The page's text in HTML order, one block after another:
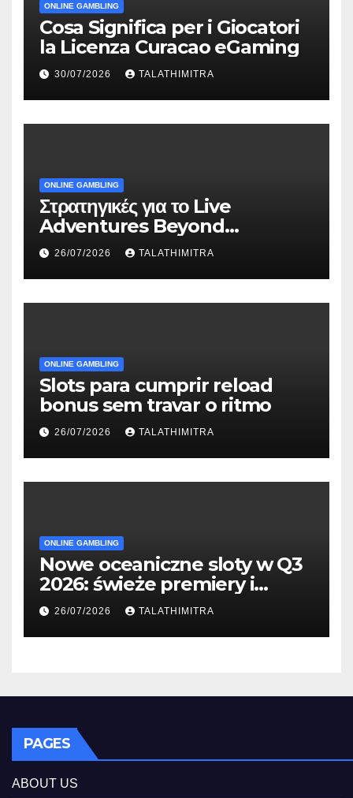
ONLINE GAMBLING
Cosa Significa per i Giocatori
la Licenza Curacao eGaming
30/07/2026 TALATHIMITRA
ONLINE GAMBLING
Στρατηγικές για το Live
Adventures Beyond
Wonderland που Στέκουν
26/07/2026 TALATHIMITRA
ONLINE GAMBLING
Slots para cumprir reload
bonus sem travar o ritmo
26/07/2026 TALATHIMITRA
ONLINE GAMBLING
Nowe oceaniczne sloty w Q3
2026: świeże premiery i
studia
26/07/2026 TALATHIMITRA
PAGES
ABOUT US